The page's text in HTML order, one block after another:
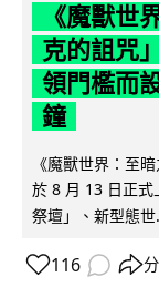
《魔獸世
克的詛咒
領門檻而
鐘
《魔獸世界：至
於 8 月 13 日正式
祭壇」、新型態世
116